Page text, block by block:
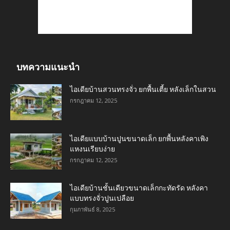
บทความแนะนำ
ไอเดียบ้านสวนทรงจั่ว ยกพื้นเตี้ย หลังเล็กในสวน
กรกฎาคม 12, 2025
ไอเดียแบบบ้านปูนขนาดเล็ก ยกพื้นหลังคาเพิง
แหงนเรียบง่าย
กรกฎาคม 12, 2025
ไอเดียบ้านชั้นเดียวขนาดเล็กกะทัดรัด หลังคา
แบบทรงจั่วปูนเปลือย
กุมภาพันธ์ 8, 2025